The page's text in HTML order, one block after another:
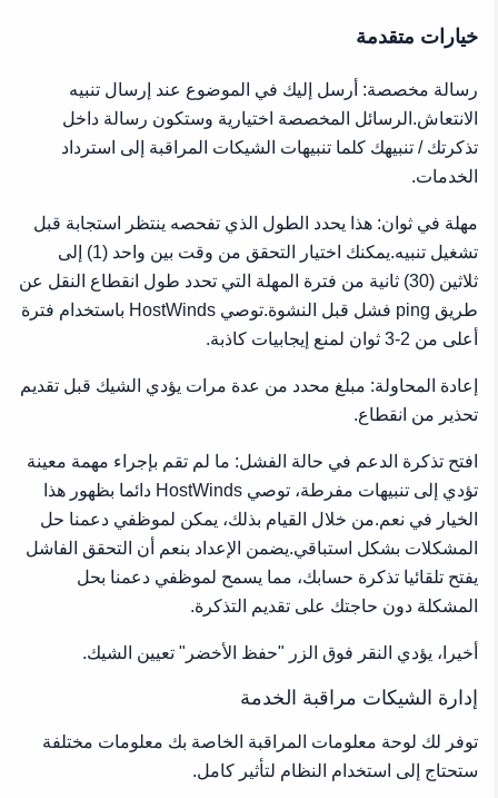
خيارات متقدمة
رسالة مخصصة: أرسل إليك في الموضوع عند إرسال تنبيه
الانتعاش.الرسائل المخصصة اختيارية وستكون رسالة داخل
تذكرتك / تنبيهك كلما تنبيهات الشيكات المراقبة إلى استرداد
الخدمات.
مهلة في ثوان: هذا يحدد الطول الذي تفحصه ينتظر استجابة قبل
تشغيل تنبيه.يمكنك اختيار التحقق من وقت بين واحد (1) إلى
ثلاثين (30) ثانية من فترة المهلة التي تحدد طول انقطاع النقل عن
طريق ping فشل قبل النشوة.توصي HostWinds باستخدام فترة
أعلى من 2-3 ثوان لمنع إيجابيات كاذبة.
إعادة المحاولة: مبلغ محدد من عدة مرات يؤدي الشيك قبل تقديم
تحذير من انقطاع.
افتح تذكرة الدعم في حالة الفشل: ما لم تقم بإجراء مهمة معينة
تؤدي إلى تنبيهات مفرطة، توصي HostWinds دائما بظهور هذا
الخيار في نعم.من خلال القيام بذلك، يمكن لموظفي دعمنا حل
المشكلات بشكل استباقي.يضمن الإعداد بنعم أن التحقق الفاشل
يفتح تلقائيا تذكرة حسابك، مما يسمح لموظفي دعمنا بحل
المشكلة دون حاجتك على تقديم التذكرة.
أخيرا، يؤدي النقر فوق الزر "حفظ الأخضر" تعيين الشيك.
إدارة الشيكات مراقبة الخدمة
توفر لك لوحة معلومات المراقبة الخاصة بك معلومات مختلفة
ستحتاج إلى استخدام النظام لتأثير كامل.